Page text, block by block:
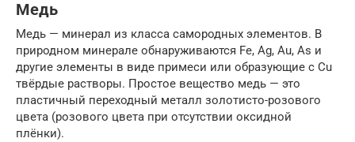
Медь
Медь — минерал из класса самородных элементов. В
природном минерале обнаруживаются Fe, Ag, Au, As и
другие элементы в виде примеси или образующие с Cu
твёрдые растворы. Простое вещество медь — это
пластичный переходный металл золотисто-розового
цвета (розового цвета при отсутствии оксидной
плёнки).